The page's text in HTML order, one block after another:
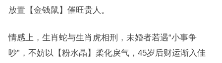
放置【金钱鼠】催旺贵人。
情感上，生肖蛇与生肖虎相刑，未婚者若遇“小事争
吵”，不妨以【粉水晶】柔化戾气，45岁后财运渐入佳